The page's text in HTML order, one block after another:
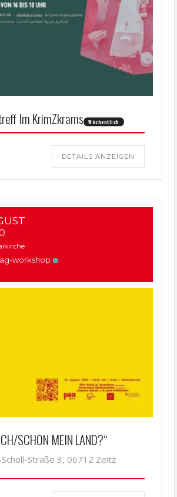
Im KrimZkrams Wöchentlich
DETAILS ANZEIGEN
workshop
SCHON MEIN LAND?“
Straße 3, 06712 Zeitz